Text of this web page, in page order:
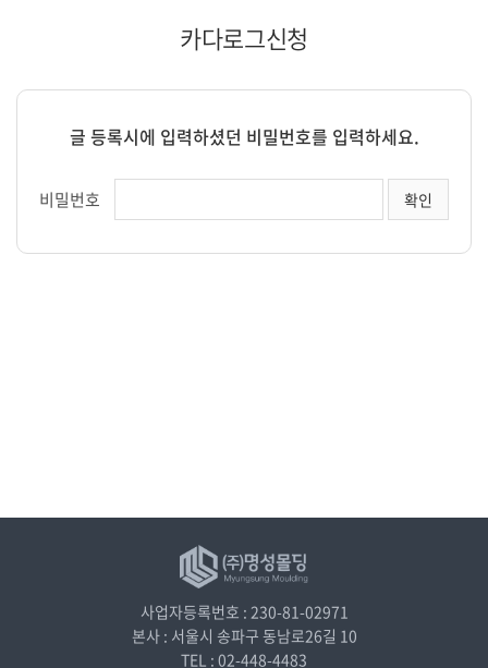
카다로그신청
글 등록시에 입력하셨던 비밀번호를 입력하세요.
비밀번호
사업자등록번호 : 230-81-02971
본사 : 서울시 송파구 동남로26길 10
TEL : 02-448-4483